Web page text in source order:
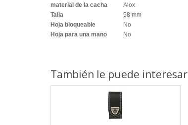
material de la cacha
Alox
Talla
58 mm
Hoja bloqueable
No
Hoja para una mano
No
También le puede interesar